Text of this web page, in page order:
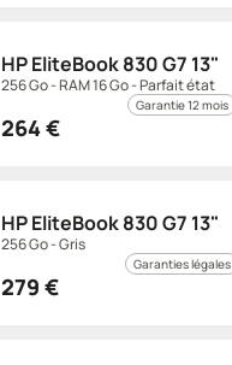
HP EliteBook 830 G7 13"
256 Go - RAM 16 Go - Parfait état
Garantie 12 mois
264€
HP EliteBook 830 G7 13"
256 Go - Gris
Garanties légales
279 €